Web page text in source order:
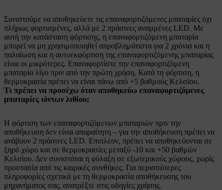
Συνιστούμε να αποθηκεύετε τις επαναφορτιζόμενες μπαταρίες όχι
πλήρως φορτισμένες, αλλά με 2 πράσινες αναμμένες LED. Με
αυτή την κατάσταση φόρτισης, η επαναφορτιζόμενη μπαταρία
μπορεί να μη χρησιμοποιηθεί απροβλημάτιστα για 2 χρόνια και η
παλαίωση και η αυτοεκφόρτιση της επαναφορτιζόμενης μπαταρίας
είναι οι μικρότερες. Επαναφορτίστε την επαναφορτιζόμενη
μπαταρία λίγο πριν από την πρώτη χρήση. Κατά τη φόρτιση, η
θερμοκρασία πρέπει να είναι πάνω από +5 βαθμούς Κελσίου.
Τι πρέπει να προσέχω όταν αποθηκεύω επαναφορτιζόμενες
μπαταρίες ιόντων λιθίου;
Η φόρτιση των επαναφορτιζόμενων μπαταριών πριν την
αποθήκευση δεν είναι απαραίτητη – για την αποθήκευση πρέπει να
ανάβουν 2 πράσινες LED. Επιπλέον, πρέπει να αποθηκεύονται σε
ξηρό χώρο και σε θερμοκρασίες μεταξύ -10 και +50 βαθμών
Κελσίου. Δεν συνιστάται η φύλαξη σε εξωτερικούς χώρους, χωρίς
προστασία από τις καιρικές συνθήκες. Για περισσότερες
πληροφορίες σχετικά με τη θερμοκρασία αποθήκευσης του
μηχανήματος σας, ανατρέξτε στις οδηγίες χρήσης.